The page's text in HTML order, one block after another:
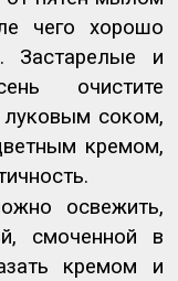
чего хорошо
Застарелые и
очистите
соком,
кремом,
освежить,
смоченной в
кремом и